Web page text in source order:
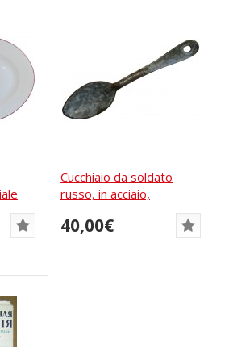
Cucchiaio da soldato
russo, in acciaio,
40,00€